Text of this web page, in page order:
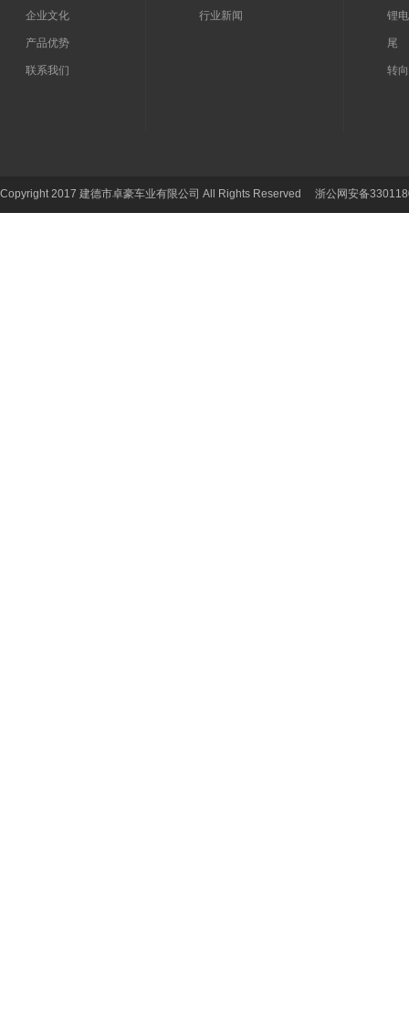
企业文化
产品优势
联系我们
行业新闻 锂
尾
转
Copyright 2017 建德市卓豪车业有限公司 All Rights Reserved 浙公网安备